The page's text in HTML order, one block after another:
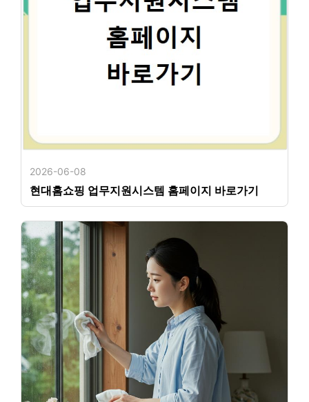
2026-06-08
현대홈쇼핑 업무지원시스템 홈페이지 바로가기